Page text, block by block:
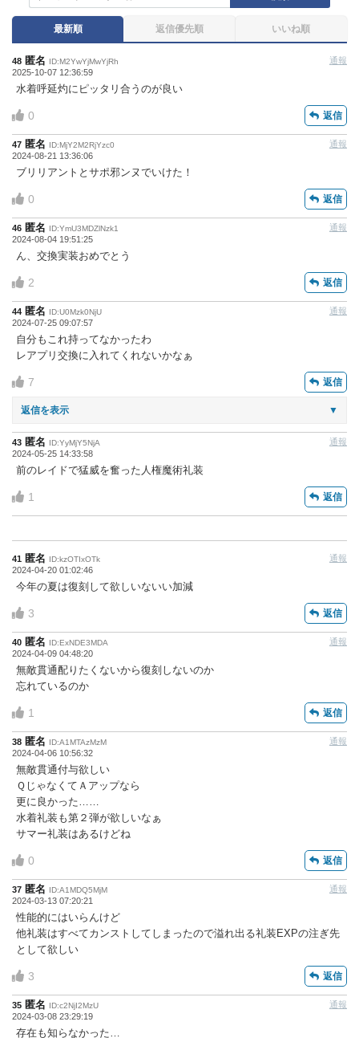
ください。
また、過度な利用規約の違反や、弊社に損害の及ぶ内容の書き込
すので、あらかじめご理解くださいませ。
最新順 返信優先順 いいね順
48 匿名 ID:M2YwYjMwYjRh
2025-10-07 12:36:59
通報
水着呼延灼にピッタリ合うのが良い
0 返信
47 匿名 ID:MjY2M2RjYzc0
2024-08-21 13:36:06
通報
ブリリアントとサポ邪ンヌでいけた！
0 返信
46 匿名 ID:YmU3MDZlNzk1
2024-08-04 19:51:25
通報
ん、交換実装おめでとう
2 返信
44 匿名 ID:U0Mzk0NjU
2024-07-25 09:07:57
通報
自分もこれ持ってなかったわ
レアプリ交換に入れてくれないかなぁ
7 返信
返信を表示 ▼
43 匿名 ID:YyMjY5NjA
2024-05-25 14:33:58
通報
前のレイドで猛威を奮った人権魔術礼装
1 返信
41 匿名 ID:kzOTIxOTk
2024-04-20 01:02:46
通報
今年の夏は復刻して欲しいないい加減
3 返信
40 匿名 ID:ExNDE3MDA
2024-04-09 04:48:20
通報
無敵貫通配りたくないから復刻しないのか
忘れているのか
1 返信
38 匿名 ID:A1MTAzMzM
2024-04-06 10:56:32
通報
無敵貫通付与欲しい
ＱじゃなくてＡアップなら
更に良かった……
水着礼装も第２弾が欲しいなぁ
サマー礼装はあるけどね
0 返信
37 匿名 ID:A1MDQ5MjM
2024-03-13 07:20:21
通報
性能的にはいらんけど
他礼装はすべてカンストしてしまったので溢れ出る礼装EXPの注ぎ先
として欲しい
3 返信
35 匿名 ID:c2NjI2MzU
2024-03-08 23:29:19
通報
存在も知らなかった…